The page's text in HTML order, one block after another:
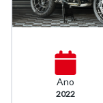
Ano
2022